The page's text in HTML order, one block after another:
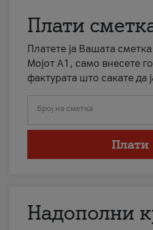
Плати
Платете ја Вашата сметка
Мојот А1, само внесете
фактурата што сакате да
Број на сметка
Плати
Надополни